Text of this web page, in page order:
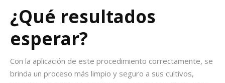
¿Qué resultados
esperar?
Con la aplicación de este procedimiento correctamente, se
brinda un proceso más limpio y seguro a sus cultivos,